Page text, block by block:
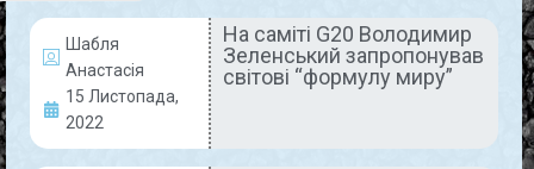
Шабля
Анастасія
15 Листопада,
2022
На саміті G20 Володимир
Зеленський запропонував
світові “формулу миру”
АКТУАЛЬНО